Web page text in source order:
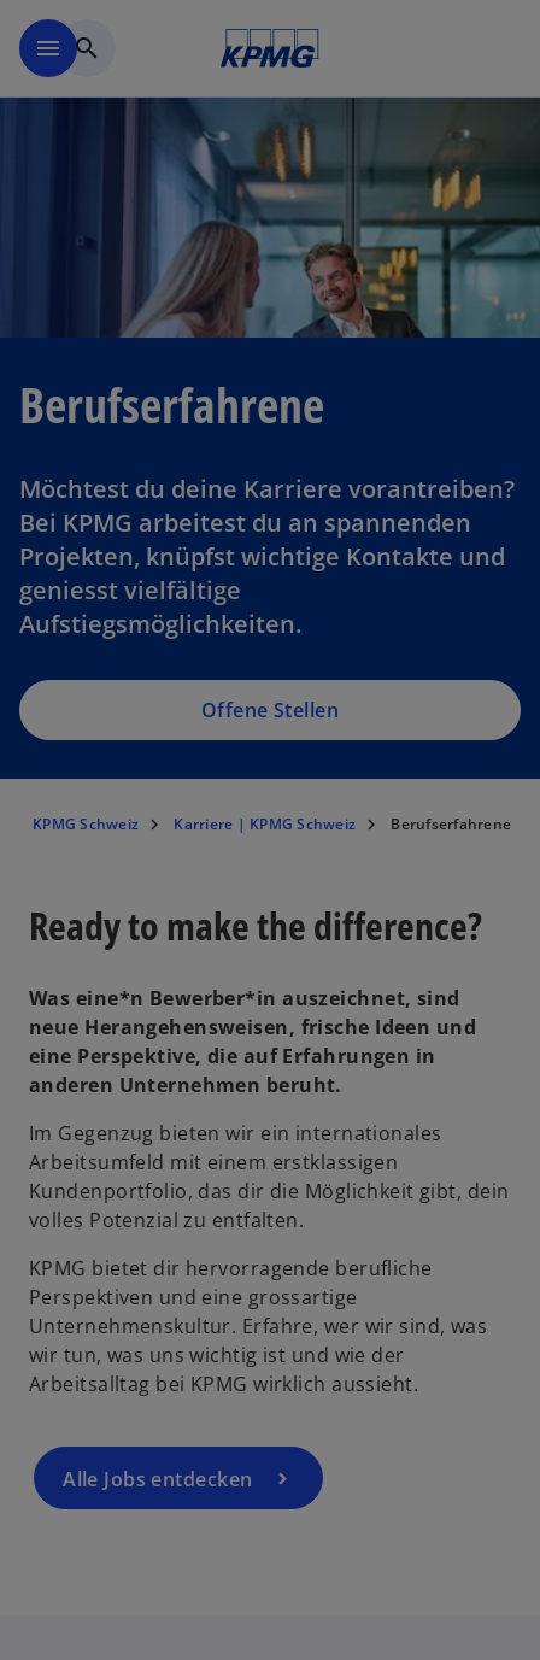
menu search
Berufserfahrene
Möchtest du deine Karriere vorantreiben?
Bei KPMG arbeitest du an spannenden
Projekten, knüpfst wichtige Kontakte und
geniesst vielfältige
Aufstiegsmöglichkeiten.
Offene Stellen
KPMG Schweiz Karriere | KPMG Schweiz Berufserfahrene
Ready to make the difference?
Was eine*n Bewerber*in auszeichnet, sind
neue Herangehensweisen, frische Ideen und
eine Perspektive, die auf Erfahrungen in
anderen Unternehmen beruht.
Im Gegenzug bieten wir ein internationales
Arbeitsumfeld mit einem erstklassigen
Kundenportfolio, das dir die Möglichkeit gibt, dein
volles Potenzial zu entfalten.
KPMG bietet dir hervorragende berufliche
Perspektiven und eine grossartige
Unternehmenskultur. Erfahre, wer wir sind, was
wir tun, was uns wichtig ist und wie der
Arbeitsalltag bei KPMG wirklich aussieht.
Alle Jobs entdecken